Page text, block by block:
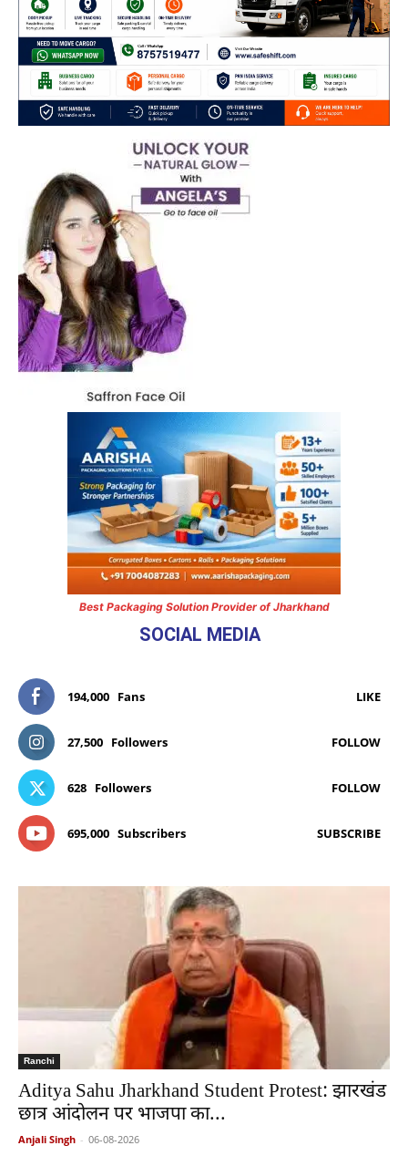
Best Packaging Solution Provider of Jharkhand
SOCIAL MEDIA
194,000 Fans LIKE
27,500 Followers FOLLOW
628 Followers FOLLOW
695,000 Subscribers SUBSCRIBE
Ranchi
Aditya Sahu Jharkhand Student Protest: झारखंड
छात्र आंदोलन पर भाजपा का...
Anjali Singh - 06-08-2026